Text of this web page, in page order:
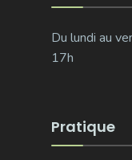
Du lundi au
17h
Pratique